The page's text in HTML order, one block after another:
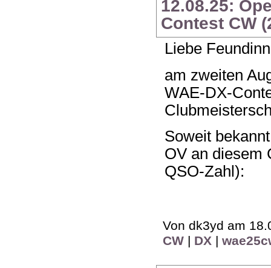
12.08.25:
Contest CW
Liebe
am zweiten
WAE-DX-
Soweit
OV an diesem
QSO-Zahl):
Von dk3yd am
CW | DX |